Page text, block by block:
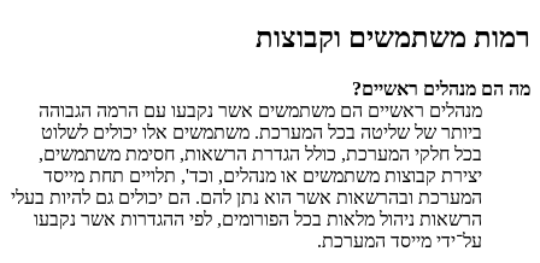
רמות משתמשים וקבוצות
מה הם מנהלים ראשיים?
מנהלים ראשיים הם משתמשים אשר נקבעו עם הרמה הגבוהה
ביותר של שליטה בכל המערכת. משתמשים אלו יכולים לשלוט
בכל חלקי המערכת, כולל הגדרת הרשאות, חסימת משתמשים,
יצירת קבוצות משתמשים או מנהלים, וכד', תלויים תחת מייסד
המערכת ובהרשאות אשר הוא נתן להם. הם יכולים גם להיות בעלי
הרשאות ניהול מלאות בכל הפורומים, לפי ההגדרות אשר נקבעו
על־ידי מייסד המערכת.